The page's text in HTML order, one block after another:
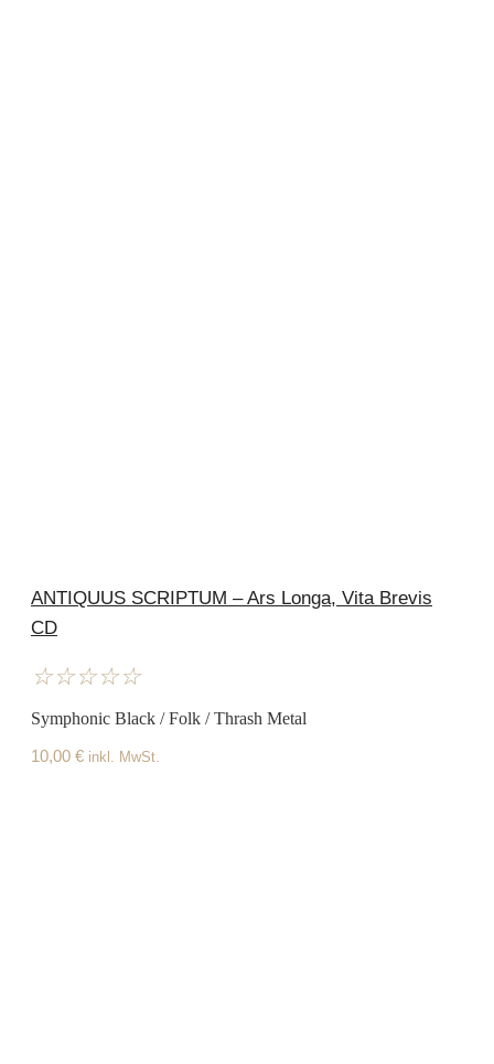
ANTIQUUS SCRIPTUM – Ars Longa, Vita Brevis
CD
☆☆☆☆☆
Symphonic Black / Folk / Thrash Metal
10,00 € inkl. MwSt.